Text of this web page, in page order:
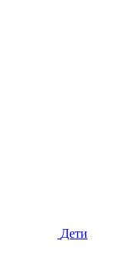
Дети